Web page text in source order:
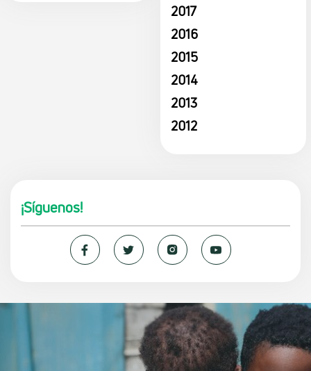
2017
2016
2015
2014
2013
2012
¡Síguenos!